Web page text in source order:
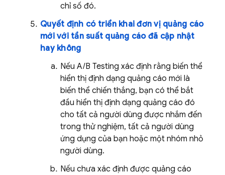
chỉ số đó.
Quyết định có triển khai đơn vị quảng cáo
mới với tần suất quảng cáo đã cập nhật
hay không
Nếu A/B Testing xác định rằng biến thể
hiển thị định dạng quảng cáo mới là
biến thể chiến thắng, bạn có thể bắt
đầu hiển thị định dạng quảng cáo đó
cho tất cả người dùng được nhắm đến
trong thử nghiệm, tất cả người dùng
ứng dụng của bạn hoặc một nhóm nhỏ
người dùng.
Nếu chưa xác định được quảng cáo